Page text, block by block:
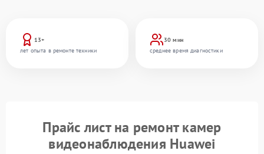
13+
лет опыта в ремонте техники
30 мин
среднее время диагностики
Прайс лист на ремонт камер
видеонаблюдения Huawei